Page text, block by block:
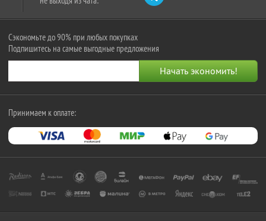
Сэкономьте до 90% при любых покупках
Подпишитесь на самые выгодные предложения
Принимаем к оплате: